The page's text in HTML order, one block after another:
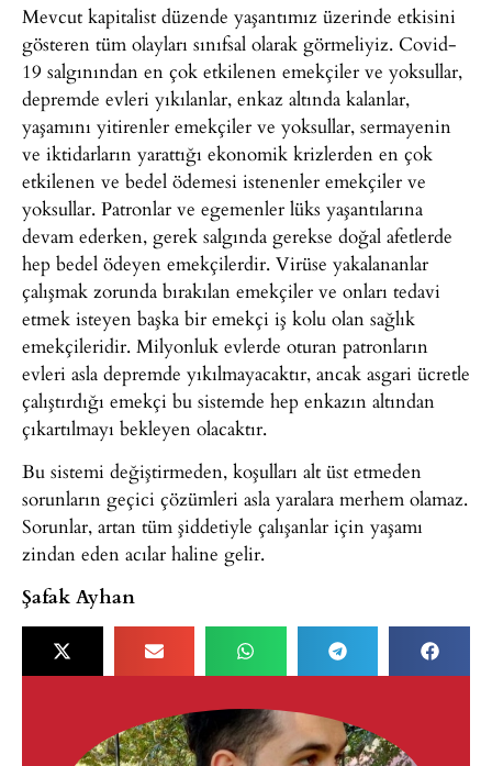
Mevcut kapitalist düzende yaşantımız üzerinde etkisini
gösteren tüm olayları sınıfsal olarak görmeliyiz. Covid-
19 salgınından en çok etkilenen emekçiler ve yoksullar,
depremde evleri yıkılanlar, enkaz altında kalanlar,
yaşamını yitirenler emekçiler ve yoksullar, sermayenin
ve iktidarların yarattığı ekonomik krizlerden en çok
etkilenen ve bedel ödemesi istenenler emekçiler ve
yoksullar. Patronlar ve egemenler lüks yaşantılarına
devam ederken, gerek salgında gerekse doğal afetlerde
hep bedel ödeyen emekçilerdir. Virüse yakalananlar
çalışmak zorunda bırakılan emekçiler ve onları tedavi
etmek isteyen başka bir emekçi iş kolu olan sağlık
emekçileridir. Milyonluk evlerde oturan patronların
evleri asla depremde yıkılmayacaktır, ancak asgari ücretle
çalıştırdığı emekçi bu sistemde hep enkazın altından
çıkartılmayı bekleyen olacaktır.
Bu sistemi değiştirmeden, koşulları alt üst etmeden
sorunların geçici çözümleri asla yaralara merhem olamaz.
Sorunlar, artan tüm şiddetiyle çalışanlar için yaşamı
zindan eden acılar haline gelir.
Şafak Ayhan